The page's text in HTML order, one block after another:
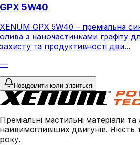
GPX 5W40
XENUM GPX 5W40 – преміальна
олива з наночастинками графіту
захисту та продуктивності дви...
—
Повідомити коли з'явиться
Преміальні мастильні матеріали та
найвимогливіших двигунів. Якість
року.